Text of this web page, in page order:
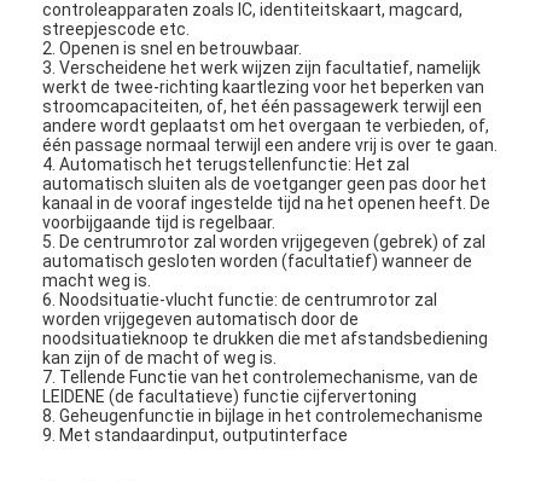
controleapparaten zoals IC, identiteitskaart, magcard,
streepjescode etc.
2. Openen is snel en betrouwbaar.
3. Verscheidene het werk wijzen zijn facultatief, namelijk
werkt de twee-richting kaartlezing voor het beperken van
stroomcapaciteiten, of, het één passagewerk terwijl een
andere wordt geplaatst om het overgaan te verbieden, of,
één passage normaal terwijl een andere vrij is over te gaan.
4. Automatisch het terugstellenfunctie: Het zal
automatisch sluiten als de voetganger geen pas door het
kanaal in de vooraf ingestelde tijd na het openen heeft. De
voorbijgaande tijd is regelbaar.
5. De centrumrotor zal worden vrijgegeven (gebrek) of zal
automatisch gesloten worden (facultatief) wanneer de
macht weg is.
6. Noodsituatie-vlucht functie: de centrumrotor zal
worden vrijgegeven automatisch door de
noodsituatieknoop te drukken die met afstandsbediening
kan zijn of de macht of weg is.
7. Tellende Functie van het controlemechanisme, van de
LEIDENE (de facultatieve) functie cijfervertoning
8. Geheugenfunctie in bijlage in het controlemechanisme
9. Met standaardinput, outputinterface